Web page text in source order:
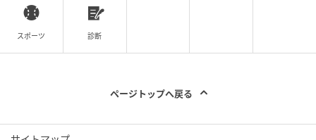
スポーツ 診断
ページトップへ戻る